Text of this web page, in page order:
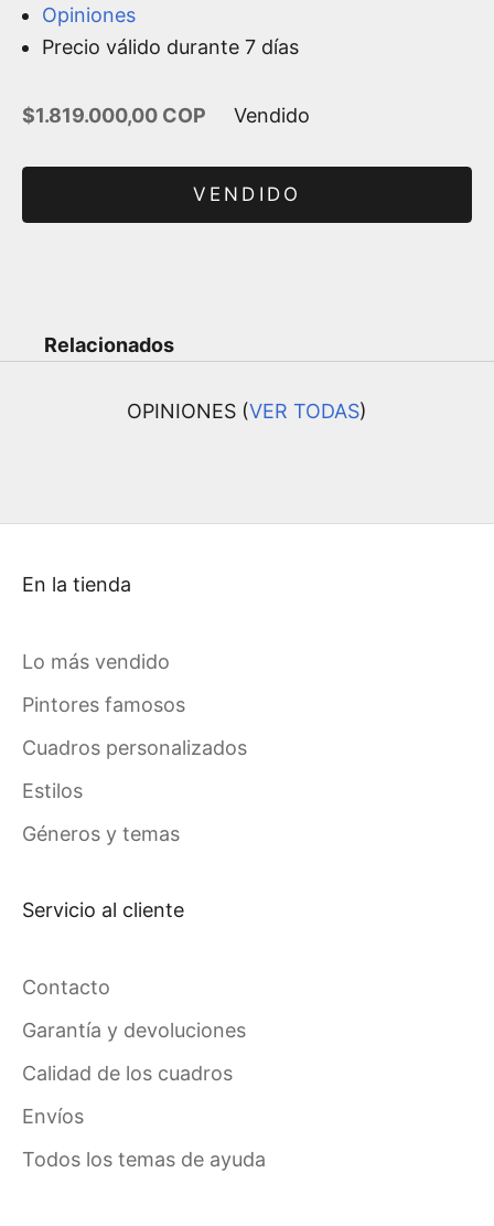
Opiniones
Precio válido durante 7 días
Precio de oferta
$1.819.000,00 COP Vendido
VENDIDO
Relacionados
OPINIONES (VER TODAS)
En la tienda
Lo más vendido
Pintores famosos
Cuadros personalizados
Estilos
Géneros y temas
Servicio al cliente
Contacto
Garantía y devoluciones
Calidad de los cuadros
Envíos
Todos los temas de ayuda